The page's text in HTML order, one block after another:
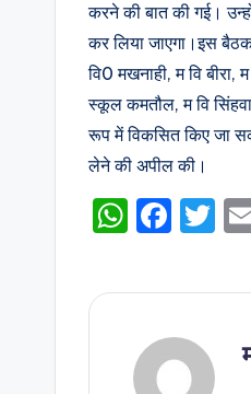
करने की बात की गई।
कर लिया जाएगा।इस
वि0 मखनाही, म वि बीरा,
स्कूल कमतौल, म वि
रूप में विकसित किए जा
लेने की अपील की।
W
a
A
F
c
b
T
it